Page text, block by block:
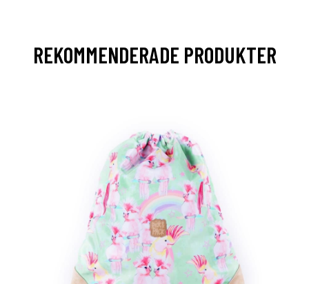
REKOMMENDERADE PRODUKTER